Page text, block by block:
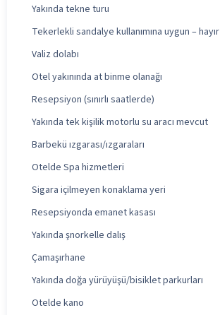
Yakında tekne turu
Tekerlekli sandalye kullanımına uygun – hayır
Valiz dolabı
Otel yakınında at binme olanağı
Resepsiyon (sınırlı saatlerde)
Yakında tek kişilik motorlu su aracı mevcut
Barbekü ızgarası/ızgaraları
Otelde Spa hizmetleri
Sigara içilmeyen konaklama yeri
Resepsiyonda emanet kasası
Yakında şnorkelle dalış
Çamaşırhane
Yakında doğa yürüyüşü/bisiklet parkurları
Otelde kano